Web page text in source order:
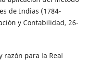
de Indias (1784-
y Contabilidad, 26-
razón para la Real